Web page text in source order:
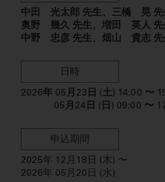
中田 光太郎 先生 三橋 晃 先
奥野 幾久 先生
増田 英人 先
中野 忠彦 先生
畑山 貴志 先
日時
2026年 05月23日 (土) 14:00 〜
05月24日 (日) 09:00 〜
申込期間
2025年 12月18日 (木) 〜
2026年 05月20日 (水)